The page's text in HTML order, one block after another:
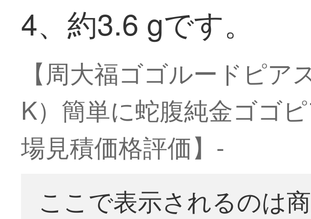
4、約3.6 gです。
【周大福ゴゴルードピア
K）簡単に蛇腹純金ゴゴ
場見積価格評価】-
ここで表示されるのは